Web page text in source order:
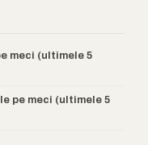
meci (ultimele 5
pe meci (ultimele 5